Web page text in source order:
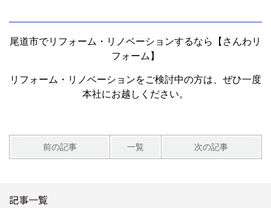
尾道市でリフォーム・リノベーションするなら【さんわリ
フォーム】
リフォーム・リノベーションをご検討中の方は、ぜひ一度
本社にお越しください。
前の記事 一覧 次の記事
記事一覧